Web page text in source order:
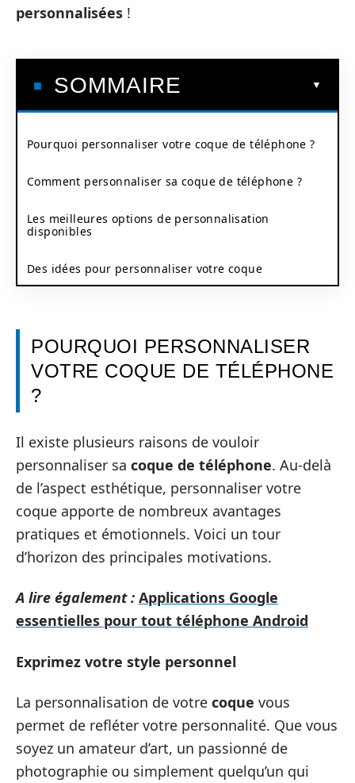
personnalisées !
SOMMAIRE
Pourquoi personnaliser votre coque de téléphone ?
Comment personnaliser sa coque de téléphone ?
Les meilleures options de personnalisation
disponibles
Des idées pour personnaliser votre coque
POURQUOI PERSONNALISER
VOTRE COQUE DE TÉLÉPHONE
?
Il existe plusieurs raisons de vouloir
personnaliser sa coque de téléphone. Au-delà
de l’aspect esthétique, personnaliser votre
coque apporte de nombreux avantages
pratiques et émotionnels. Voici un tour
d’horizon des principales motivations.
A lire également : Applications Google
essentielles pour tout téléphone Android
Exprimez votre style personnel
La personnalisation de votre coque vous
permet de refléter votre personnalité. Que vous
soyez un amateur d’art, un passionné de
photographie ou simplement quelqu’un qui